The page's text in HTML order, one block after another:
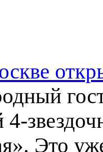
Это